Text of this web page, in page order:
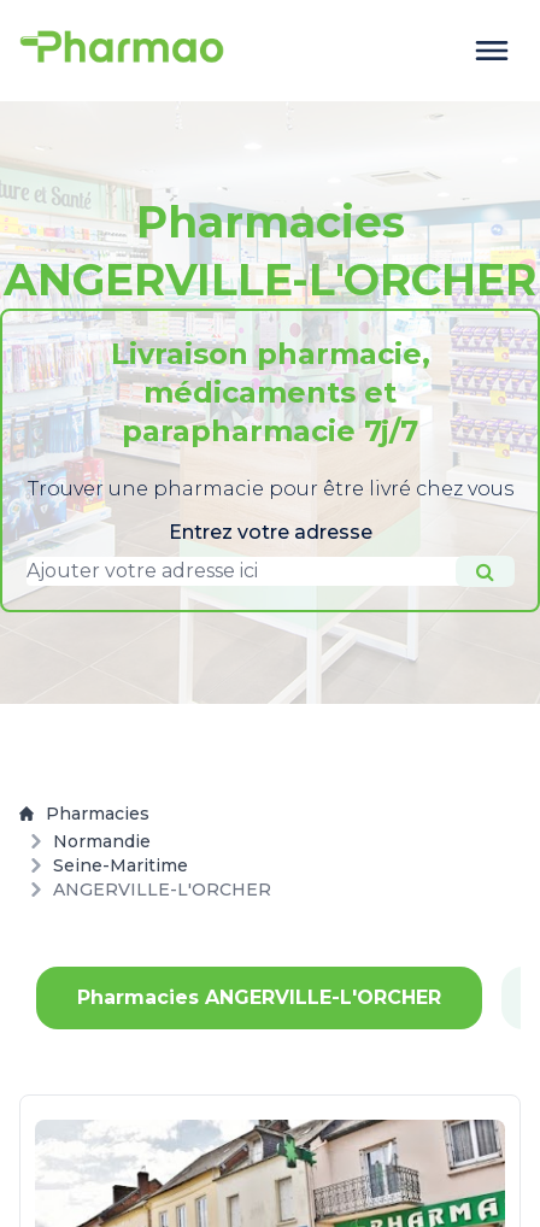
Pharmacies
ANGERVILLE-L'ORCHER
Livraison pharmacie,
médicaments et
parapharmacie 7j/7
Trouver une pharmacie pour être livré chez vous
Entrez votre adresse
Pharmacies
Normandie
Seine-Maritime
ANGERVILLE-L'ORCHER
Pharmacies ANGERVILLE-L'ORCHER